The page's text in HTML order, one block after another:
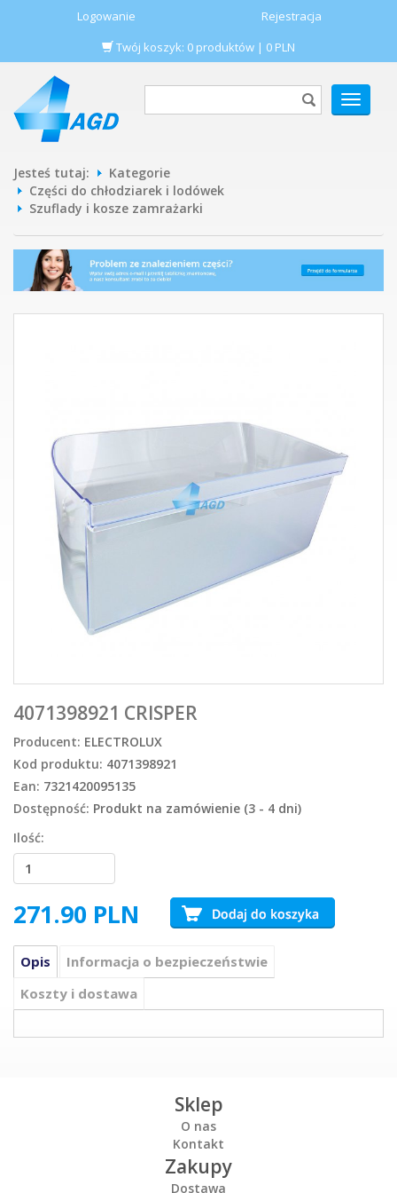
Logowanie
Rejestracja
Twój koszyk: 0 produktów | 0 PLN
POKAŻ
MENU
Jesteś tutaj:
Kategorie
Części do chłodziarek i lodówek
Szuflady i kosze zamrażarki
4071398921 CRISPER
Producent: ELECTROLUX
Kod produktu: 4071398921
Ean: 7321420095135
Dostępność: Produkt na zamówienie (3 - 4 dni)
Ilość:
271.90 PLN
Opis
Informacja o bezpieczeństwie
Koszty i dostawa
Sklep
O nas
Kontakt
Zakupy
Dostawa